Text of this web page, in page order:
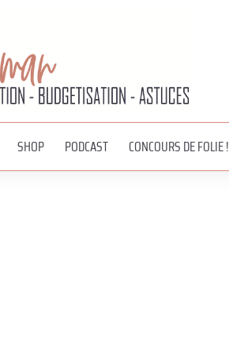
SHOP PODCAST CONCOURS DE FOLIE !